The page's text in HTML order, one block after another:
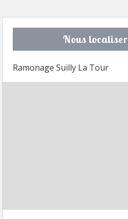
Nous localiser
Ramonage Suilly La Tour